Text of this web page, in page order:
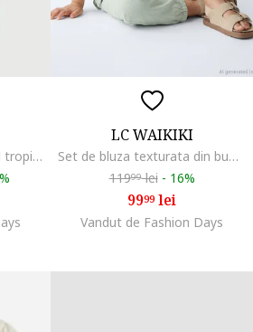
Set de camasa cu model tropical si pantaloni scurti - 2 piese, Negru/Bej
LC WAIKIKI
Set de bluza texturata din bumbac si pantaloni, Verde pastel
11999lei - 16%
9999lei
Vandut de Fashion Days